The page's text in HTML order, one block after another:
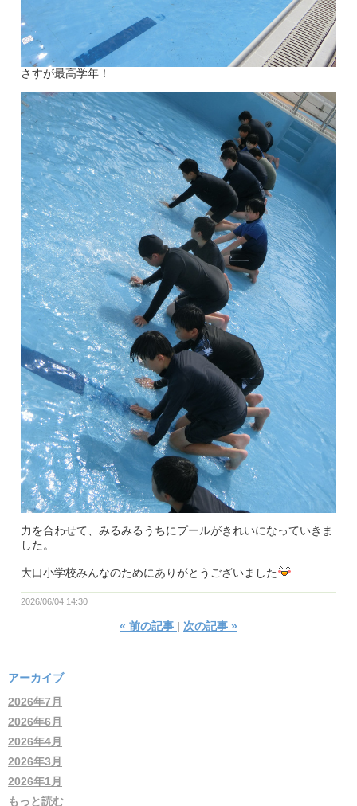
さすが最高学年！
力を合わせて、みるみるうちにプールがきれいになっていきま
した。
大口小学校みんなのためにありがとうございました
2026/06/04 14:30
« 前の記事 次の記事 »
アーカイブ
2026年7月
2026年6月
2026年4月
2026年3月
2026年1月
もっと読む